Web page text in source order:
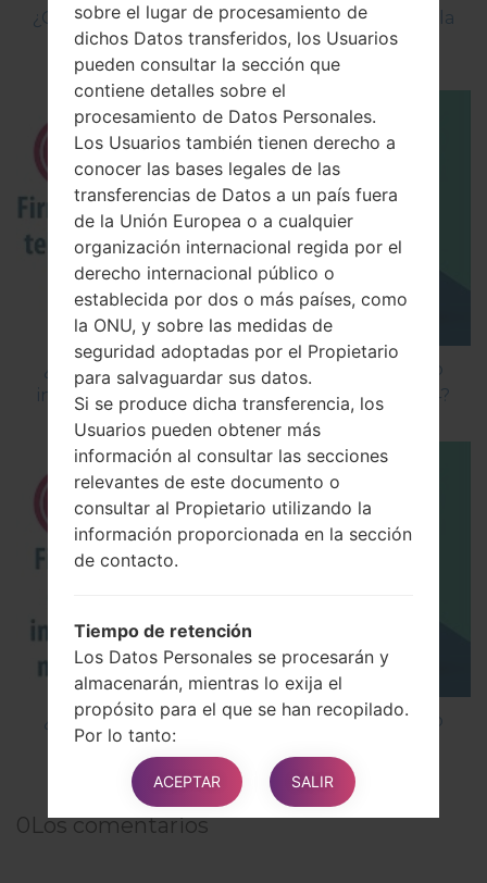
¿Cómo Activar las Opciones de Desarrollador y la
Depuración USB en LG?
¿Cómo instalar Firmware Oficial en el teléfono
inteligente de LG mediante LG Flash Tool 2014?
¿Cómo instalar Firmware Oficial en el teléfono
inteligente de LG mediante LG UP?
0Los comentarios
sobre el lugar de procesamiento de
dichos Datos transferidos, los Usuarios
pueden consultar la sección que
contiene detalles sobre el
procesamiento de Datos Personales.
Los Usuarios también tienen derecho a
conocer las bases legales de las
transferencias de Datos a un país fuera
de la Unión Europea o a cualquier
organización internacional regida por el
derecho internacional público o
establecida por dos o más países, como
la ONU, y sobre las medidas de
seguridad adoptadas por el Propietario
para salvaguardar sus datos.
Si se produce dicha transferencia, los
Usuarios pueden obtener más
información al consultar las secciones
relevantes de este documento o
consultar al Propietario utilizando la
información proporcionada en la sección
de contacto.
Tiempo de retención
Los Datos Personales se procesarán y
almacenarán, mientras lo exija el
propósito para el que se han recopilado.
Por lo tanto:
Los Datos Personales recopilados para
los propósitos relacionados con la
ejecución de un contrato entre el
Propietario y el Usuario se conservarán
ACEPTAR SALIR